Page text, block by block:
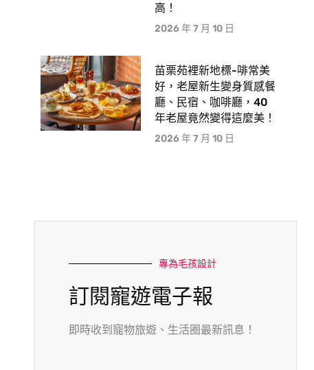
高！
2026 年 7 月 10 日
苗栗苑裡新地標-啡常美
好，老屋新生變身質感餐
廳、民宿、咖啡廳，40
年老屋竟然變得這麼美！
2026 年 7 月 10 日
專為毛孩設計
訂閱寵遊電子報
即時收到寵物旅遊、生活圈最新訊息！